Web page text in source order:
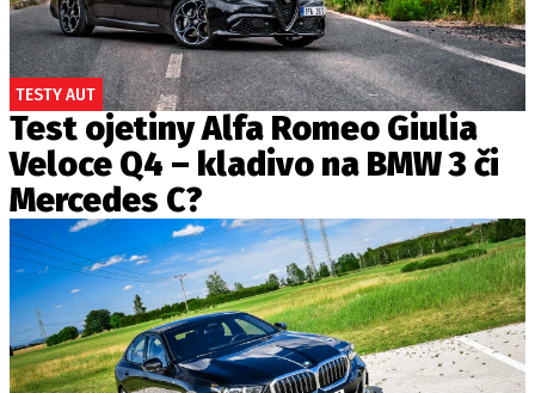
TESTY AUT
Test ojetiny Alfa Romeo Giulia
Veloce Q4 – kladivo na BMW 3 či
Mercedes C?